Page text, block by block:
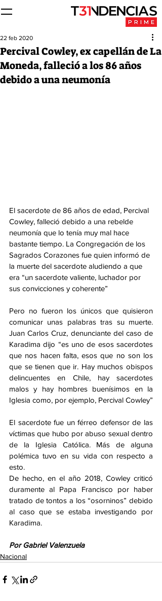
Percival Cowley, ex capellán de La
Moneda, falleció a los 86 años
debido a una neumonía
22 feb 2020
El sacerdote de 86 años de edad, Percival
Cowley, falleció debido a una rebelde
neumonía que lo tenía muy mal hace
bastante tiempo. La Congregación de los
Sagrados Corazones fue quien informó de
la muerte del sacerdote aludiendo a que
era “un sacerdote valiente, luchador por
sus convicciones y coherente”
Pero no fueron los únicos que quisieron
comunicar unas palabras tras su muerte.
Juan Carlos Cruz, denunciante del caso de
Karadima dijo “es uno de esos sacerdotes
que nos hacen falta, esos que no son los
que se tienen que ir. Hay muchos obispos
delincuentes en Chile, hay sacerdotes
malos y hay hombres buenísimos en la
Iglesia como, por ejemplo, Percival Cowley”
El sacerdote fue un férreo defensor de las
víctimas que hubo por abuso sexual dentro
de la Iglesia Católica. Más de alguna
polémica tuvo en su vida con respecto a
esto.
De hecho, en el año 2018, Cowley criticó
duramente al Papa Francisco por haber
tratado de tontos a los “osorninos” debido
al caso que se estaba investigando por
Karadima.
Por Gabriel Valenzuela
Nacional